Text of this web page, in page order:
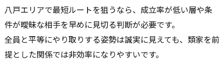
八戸エリアで最短ルートを狙うなら、成立率が低い層や条
件が曖昧な相手を早めに見切る判断が必要です。
全員と平等にやり取りする姿勢は誠実に見えても、類家を前
提とした関係では非効率になりやすいです。